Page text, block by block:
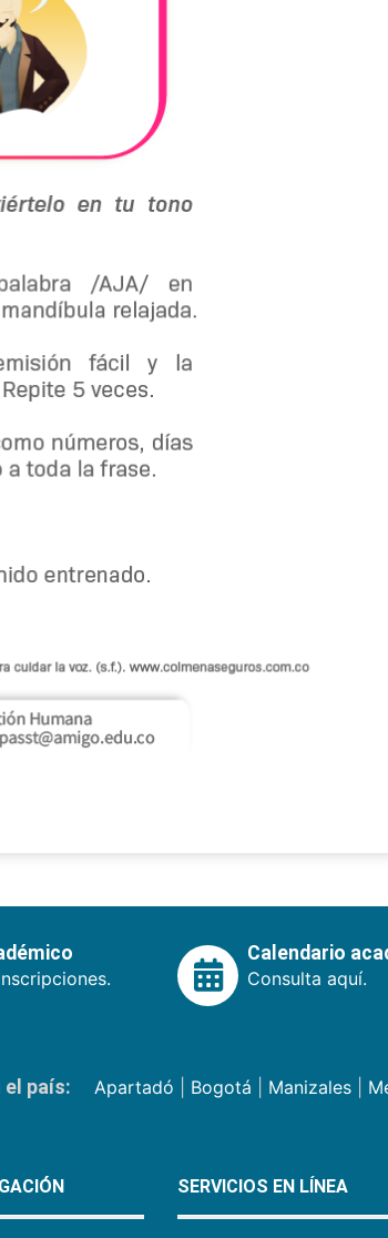
Calendario
Consulta aquí.
país: Apartadó Bogotá Manizales|
SERVICIOS EN LÍNEA